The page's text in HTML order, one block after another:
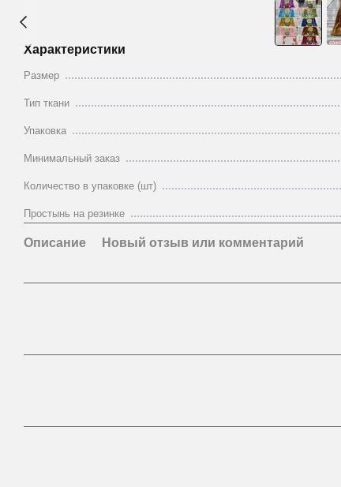
Характеристики
Размер
Тип ткани
Упаковка
Минимальный заказ
Количество в упаковке (шт)
Простынь на резинке
Описание Новый отзыв или комментарий